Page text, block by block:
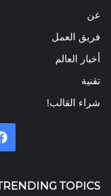
عن
فريق العمل
أخبار العالم
تقنية
شراء القالب!
TOPICS